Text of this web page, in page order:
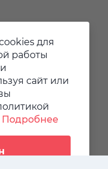
для
работы
сайт или
Подробнее